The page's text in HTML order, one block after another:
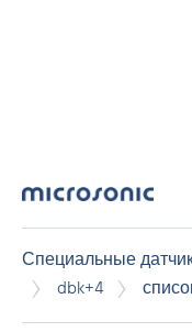
Специальные
dbk+4